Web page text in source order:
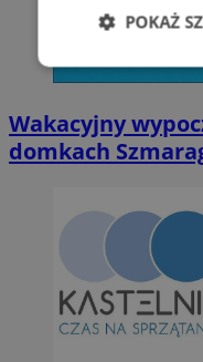
Wakacyjny
domkach
POKAŻ
Niezbędne